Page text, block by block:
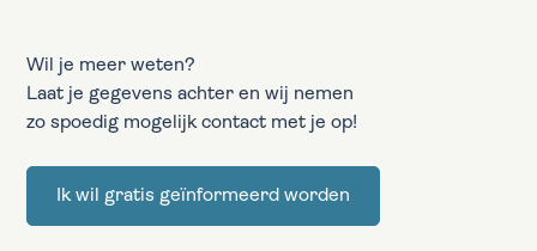
Wil je meer weten?
Laat je gegevens achter en wij nemen
zo spoedig mogelijk contact met je op!
Ik wil gratis geïnformeerd worden